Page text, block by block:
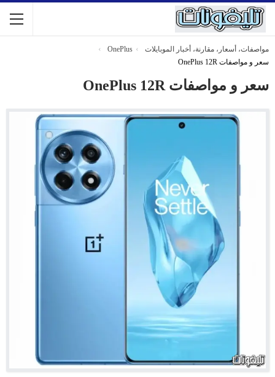
مواصفات، أسعار، مقارنة، أخبار الموبايلات
OnePlus
سعر و مواصفات OnePlus 12R
سعر و مواصفات OnePlus 12R